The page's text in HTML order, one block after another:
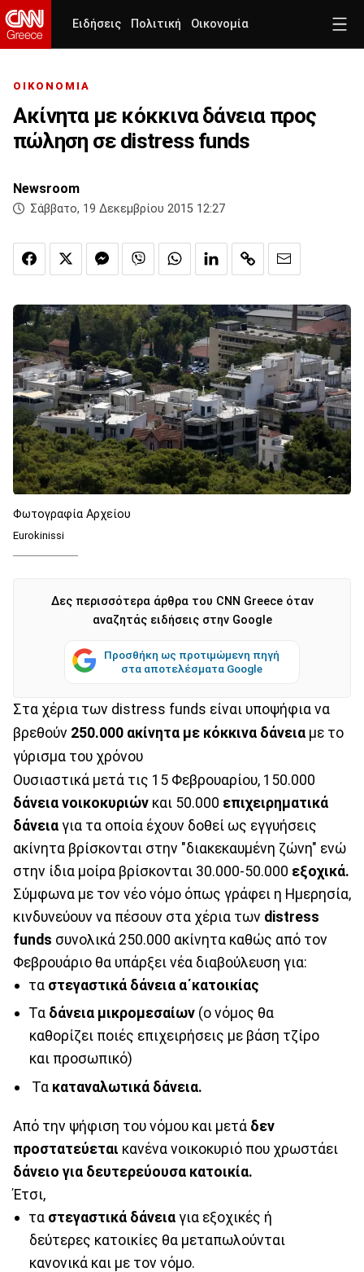
Ειδήσεις Πολιτική Οικονομία
ΟΙΚΟΝΟΜΙΑ
Ακίνητα με κόκκινα δάνεια προς
πώληση σε distress funds
Newsroom
Σάββατο, 19 Δεκεμβρίου 2015 12:27
Φωτογραφία Αρχείου
Eurokinissi
Δες περισσότερα άρθρα του CNN Greece όταν
αναζητάς ειδήσεις στην Google
Προσθήκη ως προτιμώμενη πηγή
στα αποτελέσματα Google
Στα χέρια των distress funds είναι υποψήφια να
βρεθούν 250.000 ακίνητα με κόκκινα δάνεια με το
γύρισμα του χρόνου
Ουσιαστικά μετά τις 15 Φεβρουαρίου, 150.000
δάνεια νοικοκυριών και 50.000 επιχειρηματικά
δάνεια για τα οποία έχουν δοθεί ως εγγυήσεις
ακίνητα βρίσκονται στην "διακεκαυμένη ζώνη" ενώ
στην ίδια μοίρα βρίσκονται 30.000-50.000 εξοχικά.
Σύμφωνα με τον νέο νόμο όπως γράφει η Ημερησία,
κινδυνεύουν να πέσουν στα χέρια των distress
funds συνολικά 250.000 ακίνητα καθώς από τον
Φεβρουάριο θα υπάρξει νέα διαβούλευση για:
τα στεγαστικά δάνεια α΄κατοικίας
Τα δάνεια μικρομεσαίων(ο νόμος θα
καθορίζει ποιές επιχειρήσεις με βάση τζίρο
και προσωπικό)
Τα καταναλωτικά δάνεια.
Από την ψήφιση του νόμου και μετά δεν
προστατεύεται κανένα νοικοκυριό που χρωστάει
δάνειο για δευτερεύουσα κατοικία.
Έτσι,
τα στεγαστικά δάνειαγια εξοχικές ή
δεύτερες κατοικίες θα μεταπωλούνται
κανονικά και με τον νόμο.